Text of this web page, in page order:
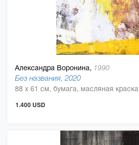
Александра Воронина, 1990
Без названия, 2020
88 x 61 см, бумага, масляная краска
1.400 USD